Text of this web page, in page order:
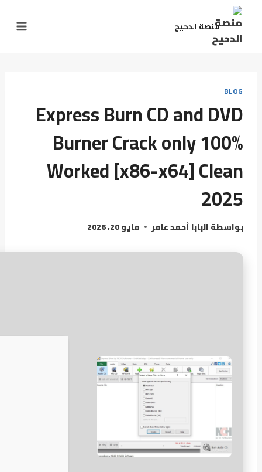
منصة الدحيح
BLOG
Express Burn CD and DVD
Burner Crack only 100%
Worked [x86-x64] Clean
2025
بواسطةالبابا أحمد عامر مايو 20, 2026